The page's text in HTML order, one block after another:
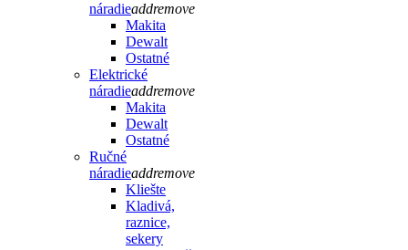
náradieaddremove
Makita
Dewalt
Ostatné
Elektrické
náradieaddremove
Makita
Dewalt
Ostatné
Ručné
náradieaddremove
Kliešte
Kladivá,
raznice,
sekery